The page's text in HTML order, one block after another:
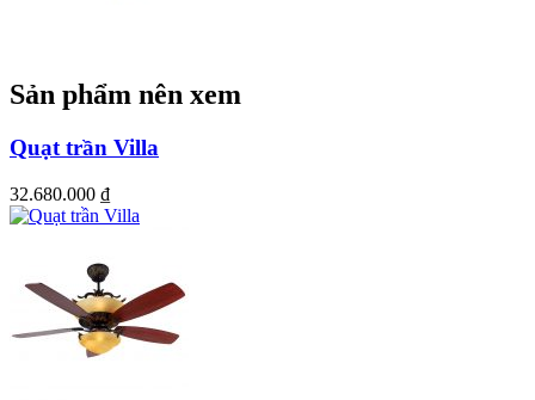
Sản phẩm nên xem
Quạt trần Villa
32.680.000 ₫